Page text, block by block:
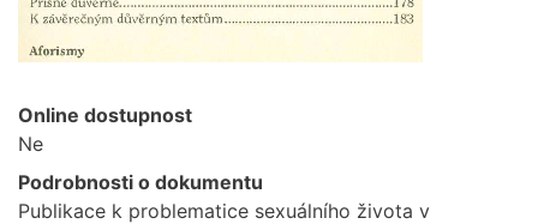
Online dostupnost
Ne
Podrobnosti o dokumentu
Publikace k problematice sexuálního života v